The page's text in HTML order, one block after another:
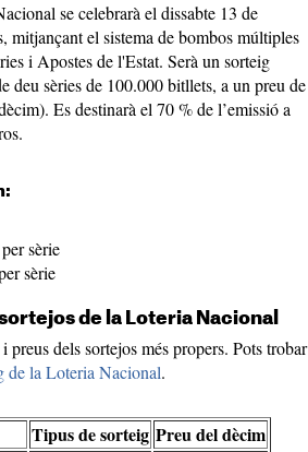
se celebrarà el dissabte 13 de
mitjançant el sistema de bombos múltiples
i Apostes de l'Estat. Serà un sorteig
deu sèries de 100.000 bitllets, a un preu de
Es destinarà el 70 % de l’emissió a
sèrie
sèrie
de la Loteria Nacional
preus dels sortejos més propers. Pots trobar
de la Loteria Nacional.
Tipus de sorteig Preu del dècim